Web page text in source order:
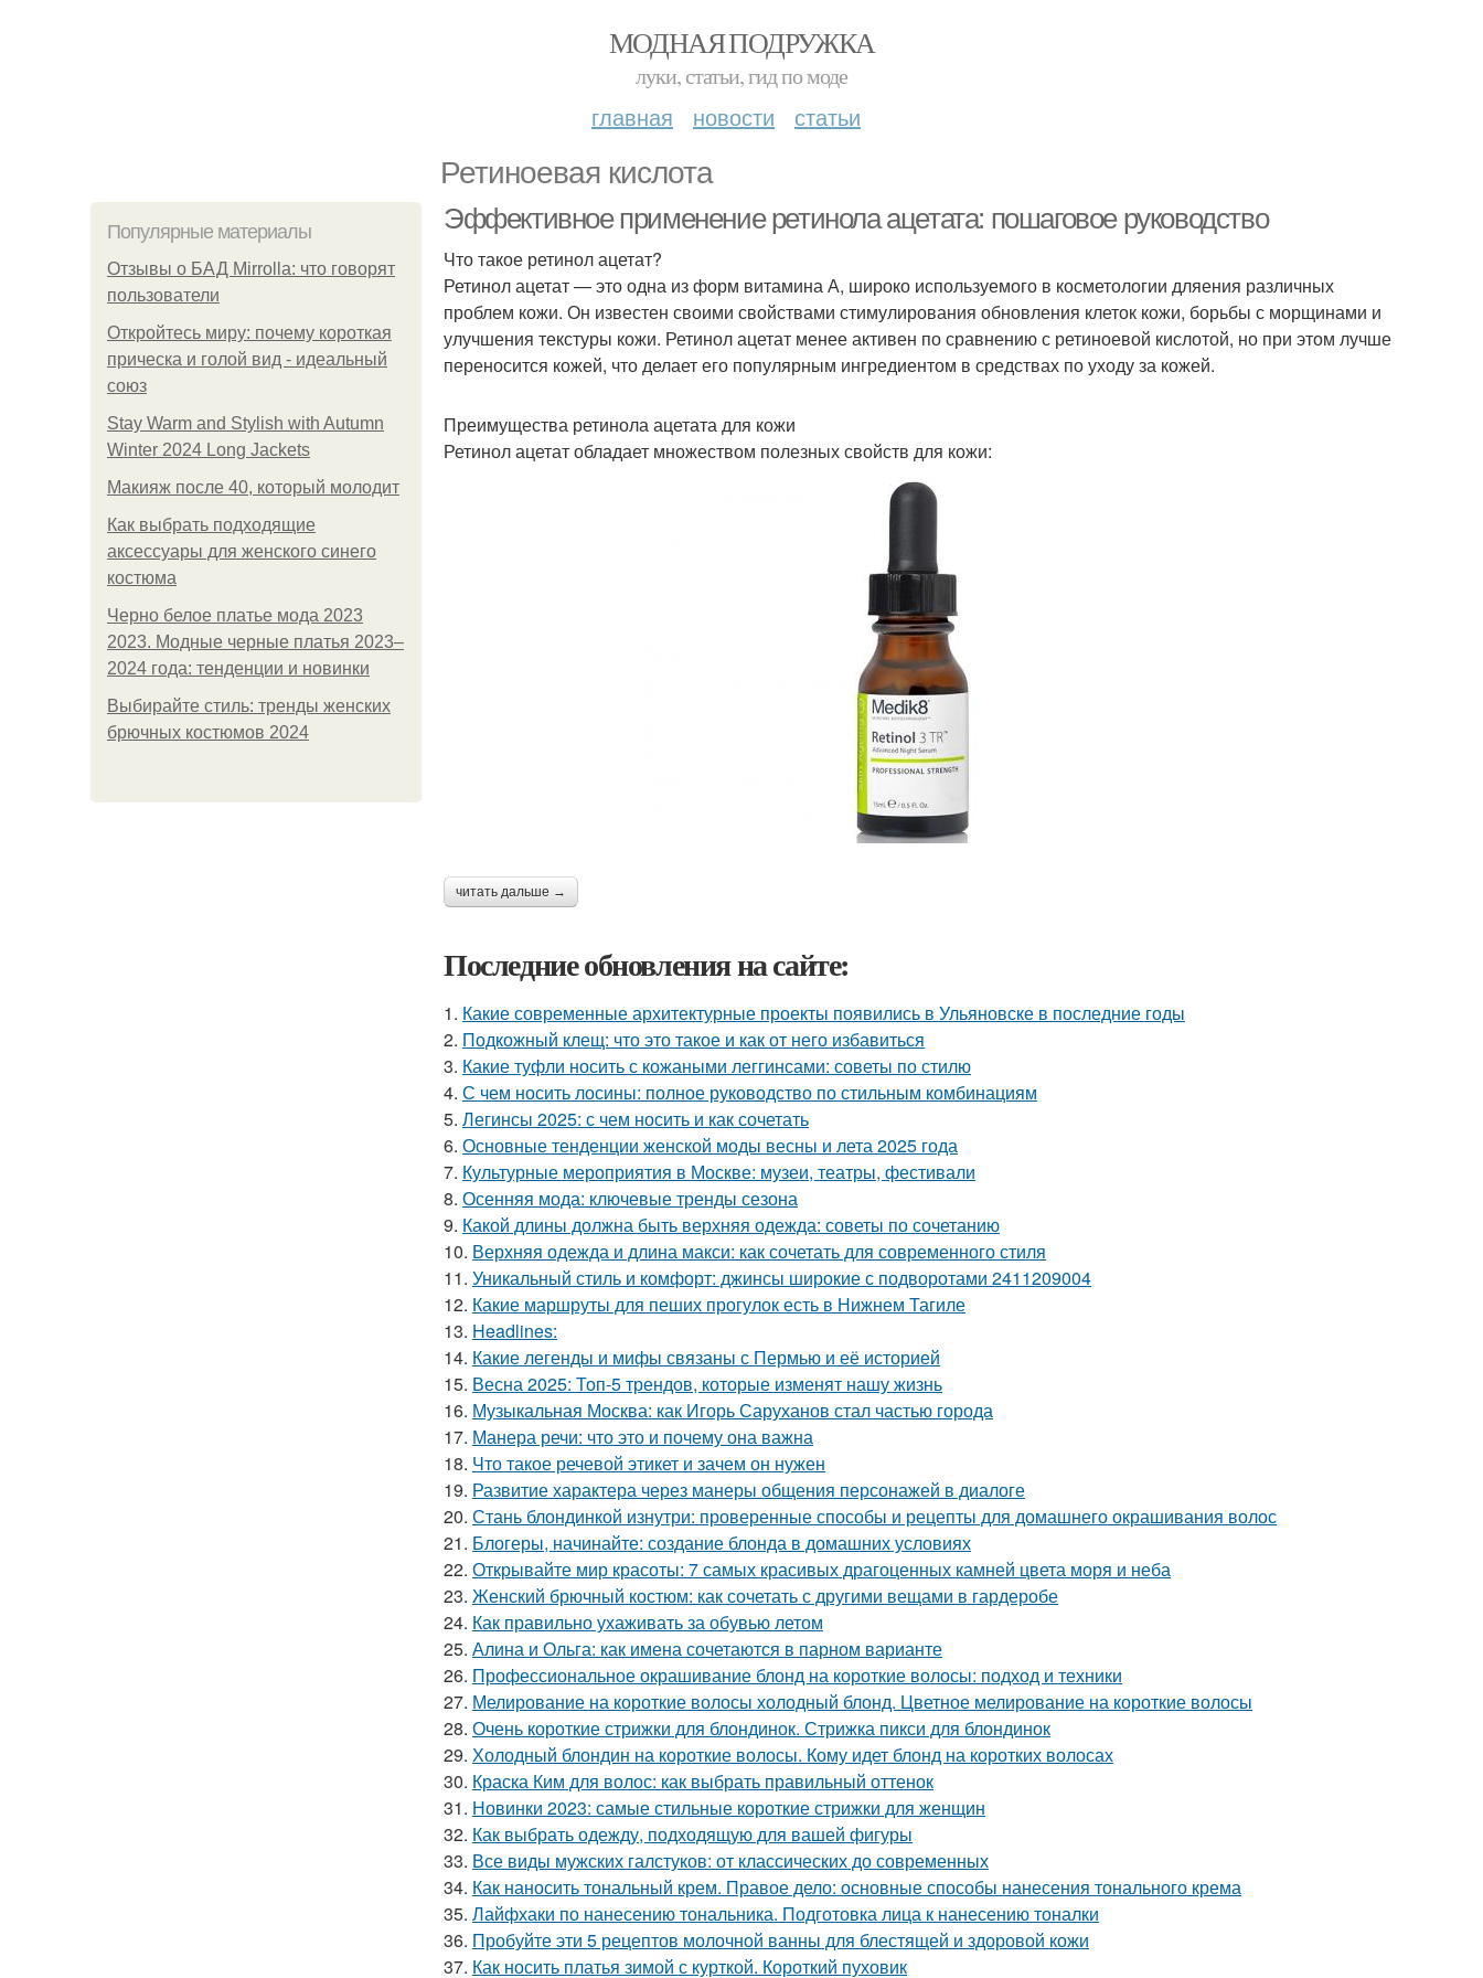
МОДНАЯ ПОДРУЖКА
луки, статьи, гид по моде
главная новости статьи
Ретиноевая кислота
Популярные материалы
Отзывы о БАД Mirrolla: что говорят
пользователи
Откройтесь миру: почему короткая
прическа и голой вид - идеальный
союз
Stay Warm and Stylish with Autumn
Winter 2024 Long Jackets
Макияж после 40, который молодит
Как выбрать подходящие
аксессуары для женского синего
костюма
Черно белое платье мода 2023
2023. Модные черные платья 2023–
2024 года: тенденции и новинки
Выбирайте стиль: тренды женских
брючных костюмов 2024
Эффективное применение ретинола ацетата: пошаговое руководство
Что такое ретинол ацетат?
Ретинол ацетат — это одна из форм витамина А, широко используемого в косметологии дляения различных
проблем кожи. Он известен своими свойствами стимулирования обновления клеток кожи, борьбы с морщинами и
улучшения текстуры кожи. Ретинол ацетат менее активен по сравнению с ретиноевой кислотой, но при этом лучше
переносится кожей, что делает его популярным ингредиентом в средствах по уходу за кожей.
Преимущества ретинола ацетата для кожи
Ретинол ацетат обладает множеством полезных свойств для кожи:
читать дальше →
Последние обновления на сайте:
1. Какие современные архитектурные проекты появились в Ульяновске в последние годы
2. Подкожный клещ: что это такое и как от него избавиться
3. Какие туфли носить с кожаными леггинсами: советы по стилю
4. С чем носить лосины: полное руководство по стильным комбинациям
5. Легинсы 2025: с чем носить и как сочетать
6. Основные тенденции женской моды весны и лета 2025 года
7. Культурные мероприятия в Москве: музеи, театры, фестивали
8. Осенняя мода: ключевые тренды сезона
9. Какой длины должна быть верхняя одежда: советы по сочетанию
10. Верхняя одежда и длина макси: как сочетать для современного стиля
11. Уникальный стиль и комфорт: джинсы широкие с подворотами 2411209004
12. Какие маршруты для пеших прогулок есть в Нижнем Тагиле
13. Headlines:
14. Какие легенды и мифы связаны с Пермью и её историей
15. Весна 2025: Топ-5 трендов, которые изменят нашу жизнь
16. Музыкальная Москва: как Игорь Саруханов стал частью города
17. Манера речи: что это и почему она важна
18. Что такое речевой этикет и зачем он нужен
19. Развитие характера через манеры общения персонажей в диалоге
20. Стань блондинкой изнутри: проверенные способы и рецепты для домашнего окрашивания волос
21. Блогеры, начинайте: создание блонда в домашних условиях
22. Открывайте мир красоты: 7 самых красивых драгоценных камней цвета моря и неба
23. Женский брючный костюм: как сочетать с другими вещами в гардеробе
24. Как правильно ухаживать за обувью летом
25. Алина и Ольга: как имена сочетаются в парном варианте
26. Профессиональное окрашивание блонд на короткие волосы: подход и техники
27. Мелирование на короткие волосы холодный блонд. Цветное мелирование на короткие волосы
28. Очень короткие стрижки для блондинок. Стрижка пикси для блондинок
29. Холодный блондин на короткие волосы. Кому идет блонд на коротких волосах
30. Краска Ким для волос: как выбрать правильный оттенок
31. Новинки 2023: самые стильные короткие стрижки для женщин
32. Как выбрать одежду, подходящую для вашей фигуры
33. Все виды мужских галстуков: от классических до современных
34. Как наносить тональный крем. Правое дело: основные способы нанесения тонального крема
35. Лайфхаки по нанесению тональника. Подготовка лица к нанесению тоналки
36. Пробуйте эти 5 рецептов молочной ванны для блестящей и здоровой кожи
37. Как носить платья зимой с курткой. Короткий пуховик